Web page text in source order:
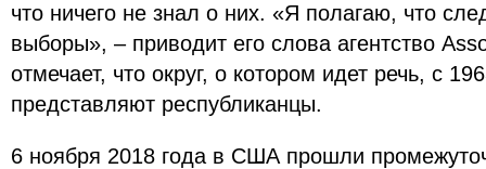
что ничего не знал о них. «Я полагаю, что
выборы», – приводит его слова агентство
отмечает, что округ, о котором идет речь, с
представляют республиканцы.
6 ноября 2018 года в США прошли